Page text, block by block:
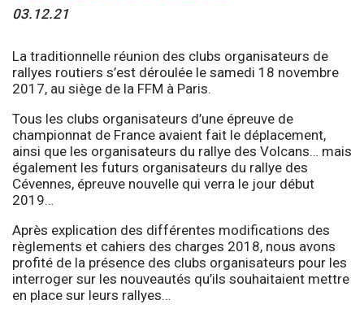
03.12.21
La traditionnelle réunion des clubs organisateurs de
rallyes routiers s’est déroulée le samedi 18 novembre
2017, au siège de la FFM à Paris.
Tous les clubs organisateurs d’une épreuve de
championnat de France avaient fait le déplacement,
ainsi que les organisateurs du rallye des Volcans… mais
également les futurs organisateurs du rallye des
Cévennes, épreuve nouvelle qui verra le jour début
2019…
Après explication des différentes modifications des
règlements et cahiers des charges 2018, nous avons
profité de la présence des clubs organisateurs pour les
interroger sur les nouveautés qu’ils souhaitaient mettre
en place sur leurs rallyes…